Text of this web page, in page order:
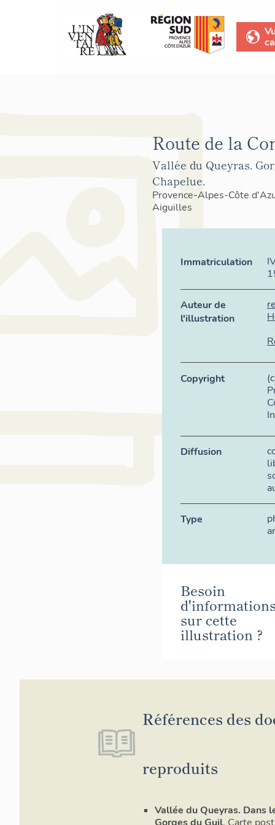
Route de la
Vallée du Queyras.
Chapelue.
Provence-Alpes-Côte
Aiguilles
Immatriculation
Auteur de
l'illustration
Copyright
Diffusion
Type
Besoin
sur cette
illustration ?
Références des
reproduits
Vallée du Queyras. Dans